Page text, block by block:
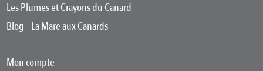
Les Plumes et Crayons du Canard
Blog – La Mare aux Canards
Mon compte